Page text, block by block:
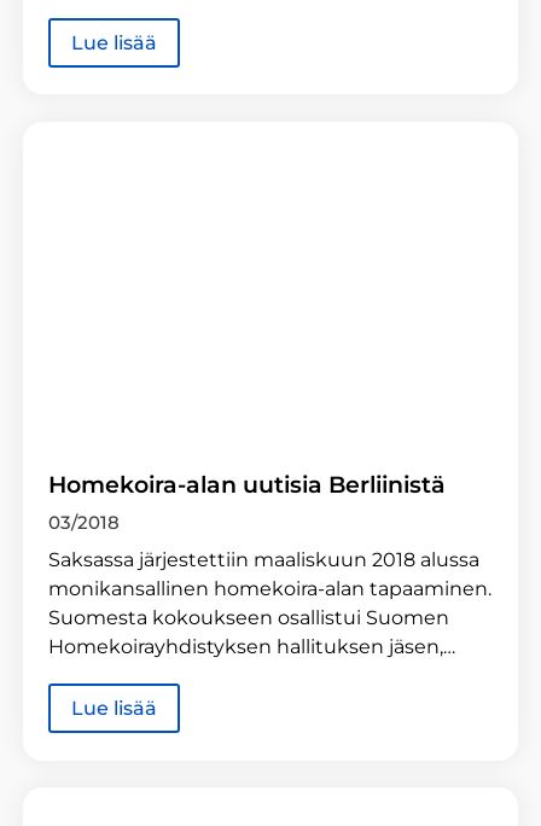
Lue lisää
Homekoira-alan uutisia Berliinistä
03/2018
Saksassa järjestettiin maaliskuun 2018 alussa
monikansallinen homekoira-alan tapaaminen.
Suomesta kokoukseen osallistui Suomen
Homekoirayhdistyksen hallituksen jäsen,…
Lue lisää